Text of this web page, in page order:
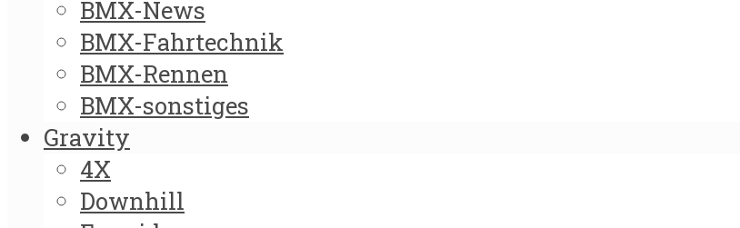
BMX-News
BMX-Fahrtechnik
BMX-Rennen
BMX-sonstiges
Gravity
4X
Downhill